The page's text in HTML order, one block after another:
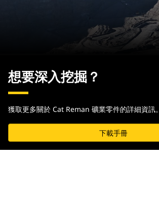
想要深入挖掘？
獲取更多關於 Cat Reman 礦業零件的詳細資訊。
下載手冊